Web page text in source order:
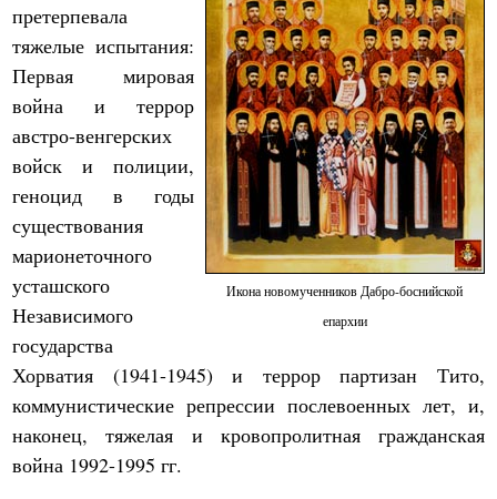
Икона новомученников Дабро-боснийской
епархии
претерпевала
тяжелые испытания:
Первая мировая
война и террор
австро-венгерских
войск и полиции,
геноцид в годы
существования
марионеточного
усташского
Независимого
государства
Хорватия (1941-1945) и террор партизан Тито,
коммунистические репрессии послевоенных лет, и,
наконец, тяжелая и кровопролитная гражданская
война 1992-1995 гг.